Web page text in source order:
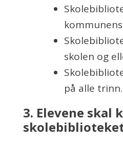
skolen og
på alle trinn.
3. Elevene